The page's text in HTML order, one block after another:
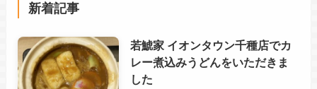
新着記事
若鯱家 イオンタウン千種店でカ
レー煮込みうどんをいただきま
した